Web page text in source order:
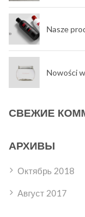
Nasze
Nowości
СВЕЖИЕ
АРХИВЫ
Октябрь 2018
Август 2017